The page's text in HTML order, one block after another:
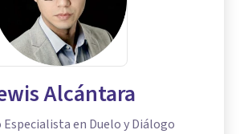
Alcántara
en Duelo y Diálogo